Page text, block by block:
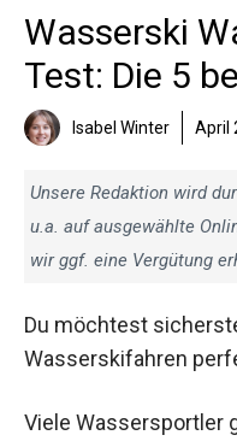
Wasserski
Test: Die 5
Isabel Winter April
Unsere Redaktion wird
u.a. auf ausgewählte
wir ggf. eine Vergütung
Du möchtest
Wasserskifahren
Viele Wassersportler